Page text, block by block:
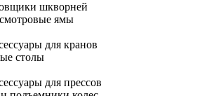
шкворней
ямы
для кранов
столы
для прессов